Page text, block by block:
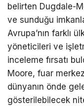
belirten Dugdale-
ve sunduğu
Avrupa’nın farklı
yöneticileri ve
inceleme fırsatı
Moore, fuar
dünyanın önde
gösterilebilecek